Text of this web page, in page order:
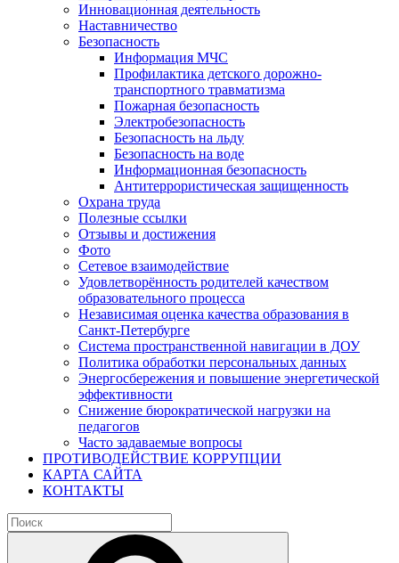
Инновационная деятельность
Наставничество
Безопасность
Информация МЧС
Профилактика детского дорожно-
транспортного травматизма
Пожарная безопасность
Электробезопасность
Безопасность на льду
Безопасность на воде
Информационная безопасность
Антитеррористическая защищенность
Охрана труда
Полезные ссылки
Отзывы и достижения
Фото
Сетевое взаимодействие
Удовлетворённость родителей качеством
образовательного процесса
Независимая оценка качества образования в
Санкт-Петербурге
Система пространственной навигации в ДОУ
Политика обработки персональных данных
Энергосбережения и повышение энергетической
эффективности
Снижение бюрократической нагрузки на
педагогов
Часто задаваемые вопросы
ПРОТИВОДЕЙСТВИЕ КОРРУПЦИИ
КАРТА САЙТА
КОНТАКТЫ